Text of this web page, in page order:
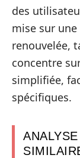
des
mise sur
renouvelée,
concentre
simplifiée,
spécifiques.